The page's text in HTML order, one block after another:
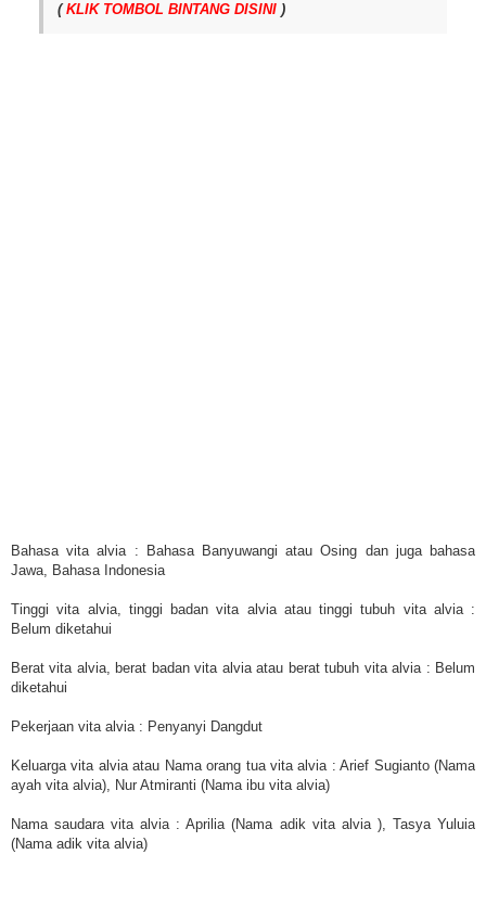
(KLIK TOMBOL BINTANG DISINI )
Bahasa vita alvia : Bahasa Banyuwangi atau Osing dan juga bahasa
Jawa, Bahasa Indonesia
Tinggi vita alvia, tinggi badan vita alvia atau tinggi tubuh vita alvia :
Belum diketahui
Berat vita alvia, berat badan vita alvia atau berat tubuh vita alvia : Bel um
diketahui
Pekerjaan vita alvia : Penyanyi Dangdut
Keluarga vita alvia atau Nama orang tua vita alvia : Arief Sugianto (Nama
ayah vita alvia), Nur Atmiranti (Nama ibu vita alvia)
Nama saudara vita alvia : Aprilia (Nama adik vita alvia ), Tasya Yuluia
(Nama adik vita alvia)